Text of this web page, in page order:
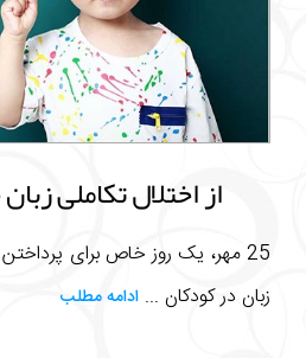
از اختلال تکاملی
25 مهر، یک روز خاص برای
زبان در کودکان ... ادامه مطلب